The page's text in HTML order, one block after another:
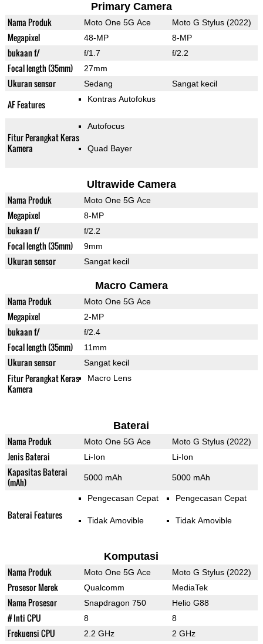
Primary Camera
Nama Produk Moto One 5G Ace Moto G Stylus (2022)
Megapixel 48-MP 8-MP
bukaan f/ f/1.7 f/2.2
Focal length (35mm) 27mm
Ukuran sensor Sedang Sangat kecil
AF Features Kontras Autofokus
Fitur Perangkat Keras
Kamera
Autofocus
Quad Bayer
Ultrawide Camera
Nama Produk Moto One 5G Ace
Megapixel 8-MP
bukaan f/ f/2.2
Focal length (35mm) 9mm
Ukuran sensor Sangat kecil
Macro Camera
Nama Produk Moto One 5G Ace
Megapixel 2-MP
bukaan f/ f/2.4
Focal length (35mm) 11mm
Ukuran sensor Sangat kecil
Fitur Perangkat Keras
Kamera
Macro Lens
Baterai
Nama Produk Moto One 5G Ace Moto G Stylus (2022)
Jenis Baterai Li-Ion Li-Ion
Kapasitas Baterai
(mAh)
5000 mAh 5000 mAh
Baterai Features
Pengecasan Cepat
Tidak Amovible
Pengecasan Cepat
Tidak Amovible
Komputasi
Nama Produk Moto One 5G Ace Moto G Stylus (2022)
Prosesor Merek Qualcomm MediaTek
Nama Prosesor Snapdragon 750 Helio G88
# Inti CPU 8 8
Frekuensi CPU 2.2 GHz 2 GHz